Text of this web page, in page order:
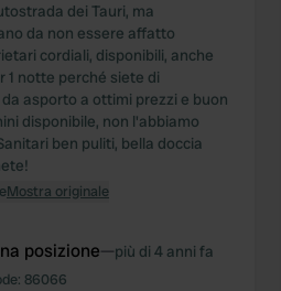
dei Tauri, ma
da non essere affatto
cordiali, disponibili, anche
1 notte perché siete di
asporto a ottimi prezzi e buon
disponibile, non l'abbiamo
ben puliti, bella doccia
Mostra originale
posizione—più di 4 anni fa
86066